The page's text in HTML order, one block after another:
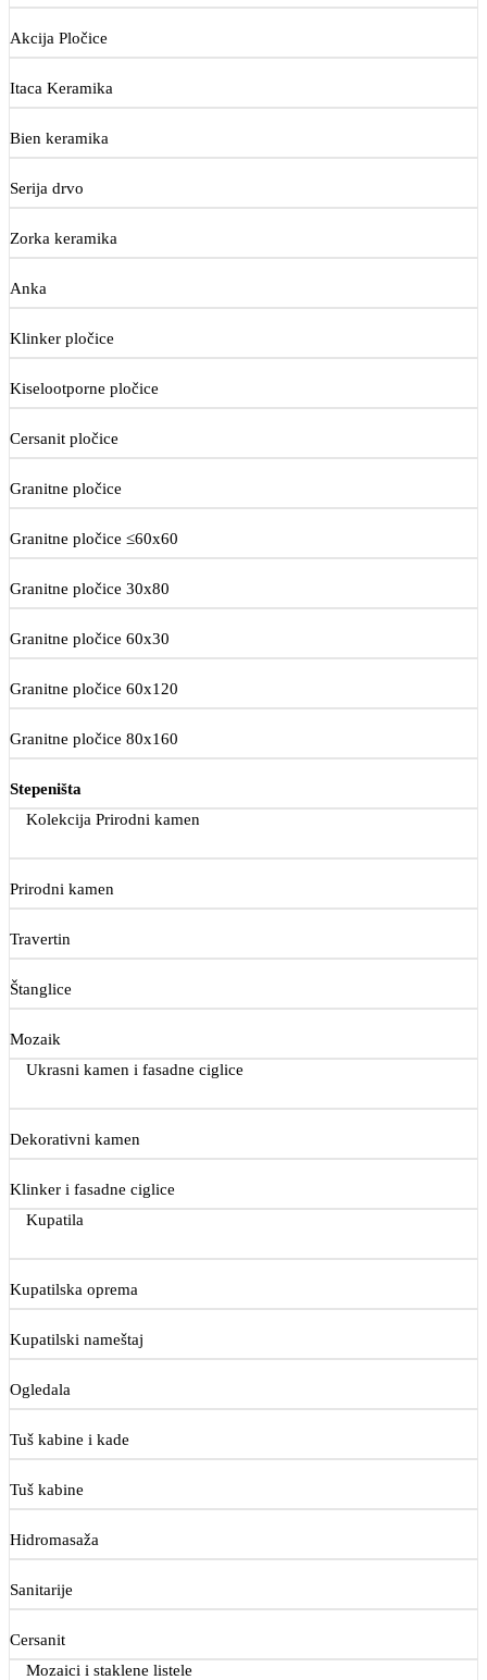
Akcija Pločice
Itaca Keramika
Bien keramika
Serija drvo
Zorka keramika
Anka
Klinker pločice
Kiselootporne pločice
Cersanit pločice
Granitne pločice
Granitne pločice ≤60x60
Granitne pločice 30x80
Granitne pločice 60x30
Granitne pločice 60x120
Granitne pločice 80x160
Stepeništa
Kolekcija Prirodni kamen
Prirodni kamen
Travertin
Štanglice
Mozaik
Ukrasni kamen i fasadne ciglice
Dekorativni kamen
Klinker i fasadne ciglice
Kupatila
Kupatilska oprema
Kupatilski nameštaj
Ogledala
Tuš kabine i kade
Tuš kabine
Hidromasaža
Sanitarije
Cersanit
Mozaici i staklene listele